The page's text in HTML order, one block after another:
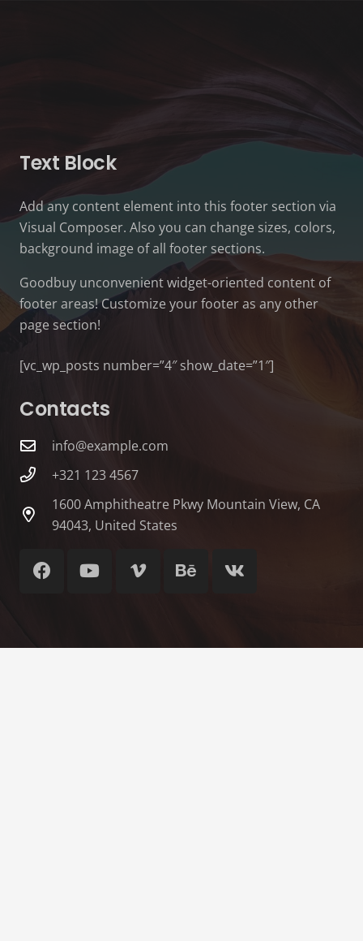
Text Block
Add any content element into this footer section via
Visual Composer. Also you can change sizes, colors,
background image of all footer sections.
Goodbuy unconvenient widget-oriented content of
footer areas! Customize your footer as any other
page section!
[vc_wp_posts number=”4″ show_date=”1″]
Contacts
info@example.com
+321 123 4567
1600 Amphitheatre Pkwy Mountain View, CA
94043, United States